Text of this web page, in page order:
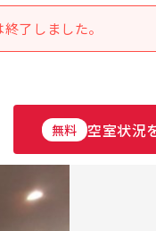
了しました。
無料 空室状況